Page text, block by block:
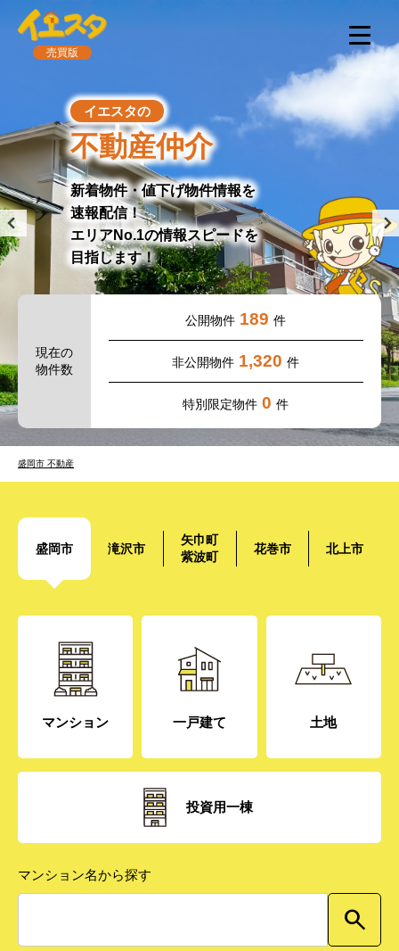
売買版
イエスタの
無料会員登録
無料会員登録で
購入希望条件に合った
非公開物件をご紹介！
新規会員登録
盛岡市 不動産
盛岡市 滝沢市
矢巾町
紫波町
花巻市 北上市
マンション 一戸建て 土地
投資用一棟
マンション名から探す